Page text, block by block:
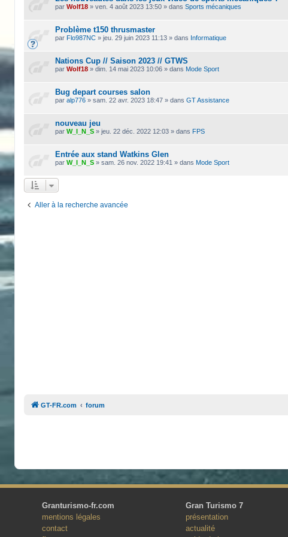
parWolf18 »ven. 4 août 2023 13:50 » dansSports mécaniques
Problème t150 thrusmaster
par Flo987NC »jeu. 29 juin 2023 11:13 » dans Informatique
Nations Cup // Saison 2023 // GTWS
parWolf18 »dim. 14 mai 2023 10:06 » dans Mode Sport
Bug depart courses salon
paralp776 »sam. 22 avr. 2023 18:47 » dansGT Assistance
nouveau jeu
parW_I_N_S »jeu. 22 déc. 2022 12:03 » dans FPS
Entrée aux stand Watkins Glen
parW_I_N_S »sam. 26 nov. 2022 19:41 » dans Mode Sport
Aller à la recherche avancée
GT-FR.com forum
Granturismo-fr.com
mentions légales
contact
Gran Turismo 7
présentation
actualité